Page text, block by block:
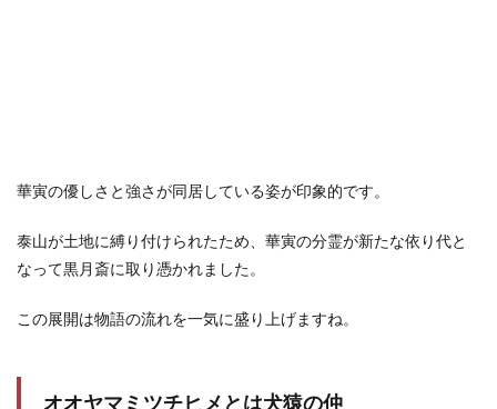
華寅の優しさと強さが同居している姿が印象的です。
泰山が土地に縛り付けられたため、華寅の分霊が新たな依り代と
なって黒月斎に取り憑かれました。
この展開は物語の流れを一気に盛り上げますね。
オオヤマミツチヒメとは犬猿の仲